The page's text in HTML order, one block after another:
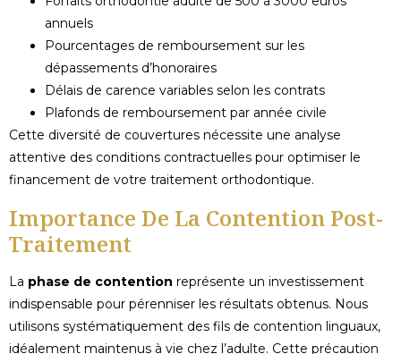
annuels
Pourcentages de remboursement sur les
dépassements d’honoraires
Délais de carence variables selon les contrats
Plafonds de remboursement par année civile
Cette diversité de couvertures nécessite une analyse
attentive des conditions contractuelles pour optimiser le
financement de votre traitement orthodontique.
Importance De La Contention Post-
Traitement
La phase de contention représente un investissement
indispensable pour pérenniser les résultats obtenus. Nous
utilisons systématiquement des fils de contention linguaux,
idéalement maintenus à vie chez l’adulte. Cette précaution